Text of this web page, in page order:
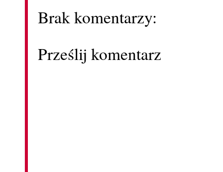
Brak komentarzy:
Prześlij komentarz